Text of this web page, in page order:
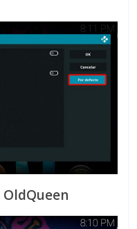
OldQueen